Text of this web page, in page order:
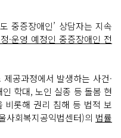
중증장애인’ 상담자는 지속
·운영 예정인 중증장애인 전
제공과정에서 발생하는 사건·
학대, 노인 실종 등 돌봄 현
비롯해 권리 침해 등 법적 보
사회복지공익법센터)의 법률